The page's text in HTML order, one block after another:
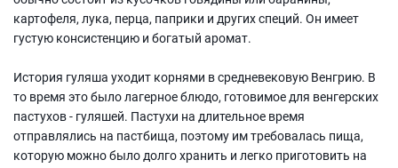
картофеля, лука, перца, паприки и других специй. Он имеет
густую консистенцию и богатый аромат.
История гуляша уходит корнями в средневековую Венгрию. В
то время это было лагерное блюдо, готовимое для венгерских
пастухов - гуляшей. Пастухи на длительное время
отправлялись на пастбища, поэтому им требовалась пища,
которую можно было долго хранить и легко приготовить на